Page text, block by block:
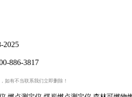
2025
886-3817
如有不当联系我们立即删除！